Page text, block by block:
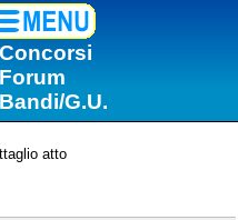
Concorsi
Forum
Bandi/G.U.
atto